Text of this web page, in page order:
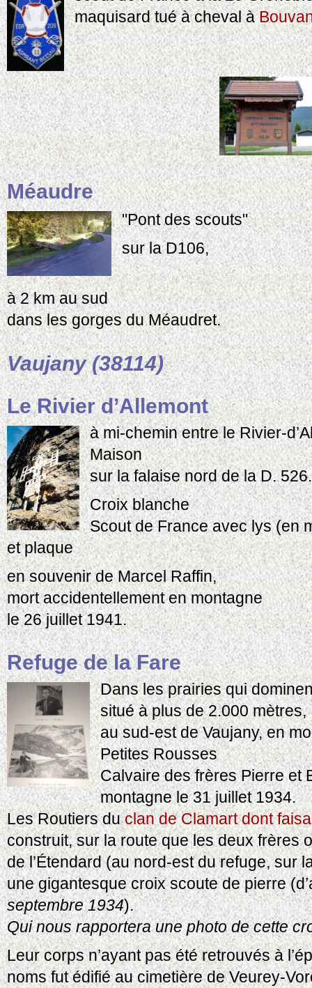
maquisard tué à cheval à
Méaudre
"Pont des scouts"
sur la D106,
à 2 km au sud
dans les gorges du Méaudret.
Vaujany (38114)
Le Rivier d’Allemont
à mi-chemin entre le Rivier-
Maison
sur la falaise nord de la D. 526.
Croix blanche
Scout de France avec lys (en
et plaque
en souvenir de Marcel Raffin,
mort accidentellement en montagne
le 26 juillet 1941.
Refuge de la Fare
Dans les prairies qui
situé à plus de 2.000 mètres,
au sud-est de Vaujany, en
Petites Rousses
Calvaire des frères Pierre et
montagne le 31 juillet 1934.
Les Routiers duclan de Clamart dont
construit, sur la route que les deux frères
de l’Étendard (au nord-est du refuge, sur
une gigantesque croix scoute de pierre
septembre 1934).
Qui nous rapportera une photo de cette
Leur corps n’ayant pas été retrouvés à
noms fut édifié au cimetière de Veurey-